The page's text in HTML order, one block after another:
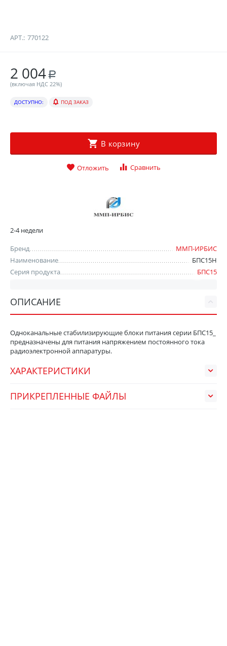
АРТ.: 770122
2 004 Р
(включая НДС 22%)
ДОСТУПНО: ПОД ЗАКАЗ
В корзину
Отложить Сравнить
2-4 недели
Бренд
ММП-ИРБИС
Наименование
БПС15Н
Серия продукта
БПС15
ОПИСАНИЕ
Одноканальные стабилизирующие блоки питания серии БПС15_
предназначены для питания напряжением постоянного тока
радиоэлектронной аппаратуры.
ХАРАКТЕРИСТИКИ
ПРИКРЕПЛЕННЫЕ ФАЙЛЫ